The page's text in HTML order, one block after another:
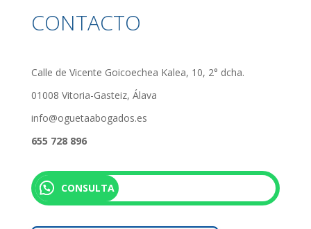
CONTACTO
Calle de Vicente Goicoechea Kalea, 10, 2° dcha.
01008 Vitoria-Gasteiz, Álava
info@oguetaabogados.es
655 728 896
CONSULTA